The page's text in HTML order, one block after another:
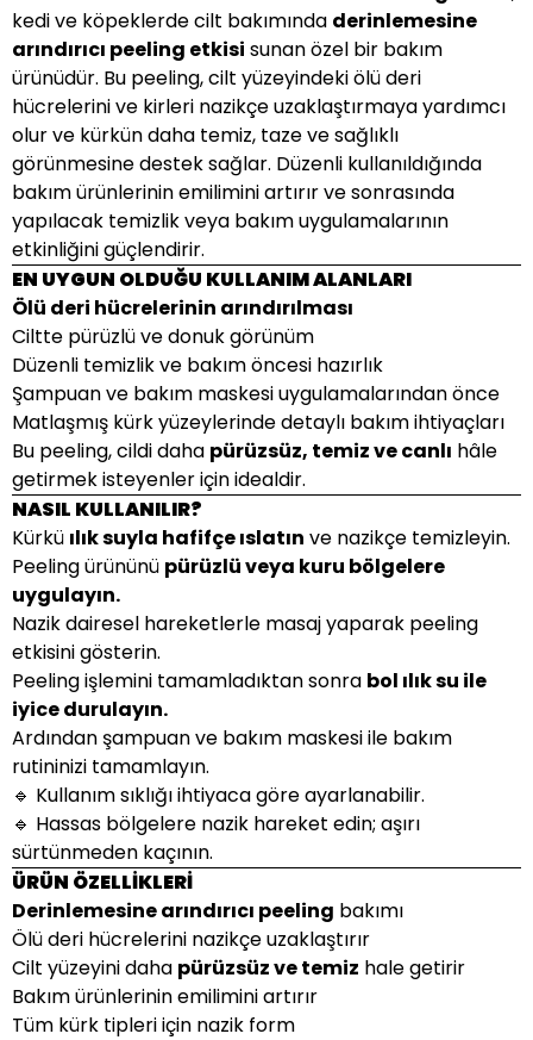
kedi ve köpeklerde cilt bakımında derinlemesine
arındırıcı peeling etkisi sunan özel bir bakım
ürünüdür. Bu peeling, cilt yüzeyindeki ölü deri
hücrelerini ve kirleri nazikçe uzaklaştırmaya yardımcı
olur ve kürkün daha temiz, taze ve sağlıklı
görünmesine destek sağlar. Düzenli kullanıldığında
bakım ürünlerinin emilimini artırır ve sonrasında
yapılacak temizlik veya bakım uygulamalarının
etkinliğini güçlendirir.
EN UYGUN OLDUĞU KULLANIM ALANLARI
Ölü deri hücrelerinin arındırılması
Ciltte pürüzlü ve donuk görünüm
Düzenli temizlik ve bakım öncesi hazırlık
Şampuan ve bakım maskesi uygulamalarından önce
Matlaşmış kürk yüzeylerinde detaylı bakım ihtiyaçları
Bu peeling, cildi daha pürüzsüz, temiz ve canlı hâle
getirmek isteyenler için idealdir.
NASIL KULLANILIR?
Kürkü ılık suyla hafifçe ıslatın ve nazikçe temizleyin.
Peeling ürününü pürüzlü veya kuru bölgelere
uygulayın.
Nazik dairesel hareketlerle masaj yaparak peeling
etkisini gösterin.
Peeling işlemini tamamladıktan sonra bol ılık su ile
iyice durulayın.
Ardından şampuan ve bakım maskesi ile bakım
rutininizi tamamlayın.
🔹 Kullanım sıklığı ihtiyaca göre ayarlanabilir.
🔹 Hassas bölgelere nazik hareket edin; aşırı
sürtünmeden kaçının.
ÜRÜN ÖZELLİKLERİ
Derinlemesine arındırıcı peeling bakımı
Ölü deri hücrelerini nazikçe uzaklaştırır
Cilt yüzeyini daha pürüzsüz ve temiz hale getirir
Bakım ürünlerinin emilimini artırır
Tüm kürk tipleri için nazik form